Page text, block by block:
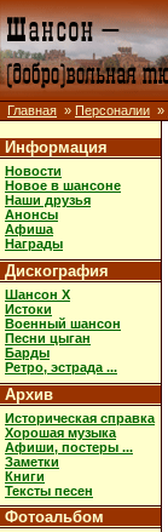
Главная » Персоналии »
Информация
Новости
Новое в шансоне
Наши друзья
Анонсы
Афиша
Награды
Дискография
Шансон X
Истоки
Военный шансон
Песни цыган
Барды
Ретро, эстрада ...
Архив
Историческая справка
Хорошая музыка
Афиши, постеры ...
Заметки
Книги
Тексты песен
Фотоальбом